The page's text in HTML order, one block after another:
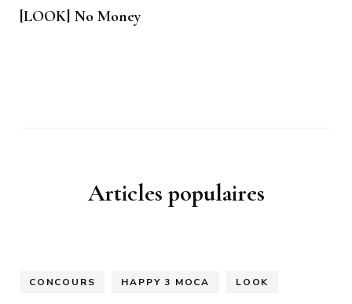
[LOOK] No Money
Articles populaires
CONCOURS HAPPY 3 MOCA LOOK